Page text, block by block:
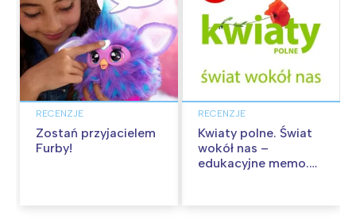
RECENZJE
Zostań przyjacielem
Furby!
RECENZJE
Kwiaty polne. Świat
wokół nas –
edukacyjne memo.